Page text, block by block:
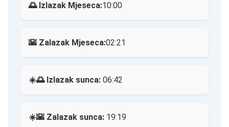
🌅 Izlazak Mjeseca:10:00
🌇 Zalazak Mjeseca:02:21
☀️🌅 Izlazak sunca: 06:42
☀️🌇 Zalazak sunca: 19:19